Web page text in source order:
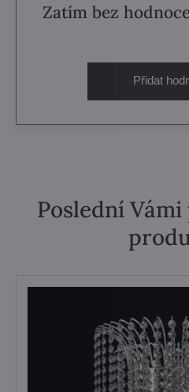
Zatím bez
Přidat
Poslední